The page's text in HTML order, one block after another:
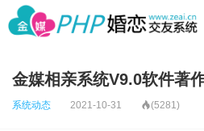
金媒相亲系统V9.0软件著
系统动态 2021-10-31 (5281)